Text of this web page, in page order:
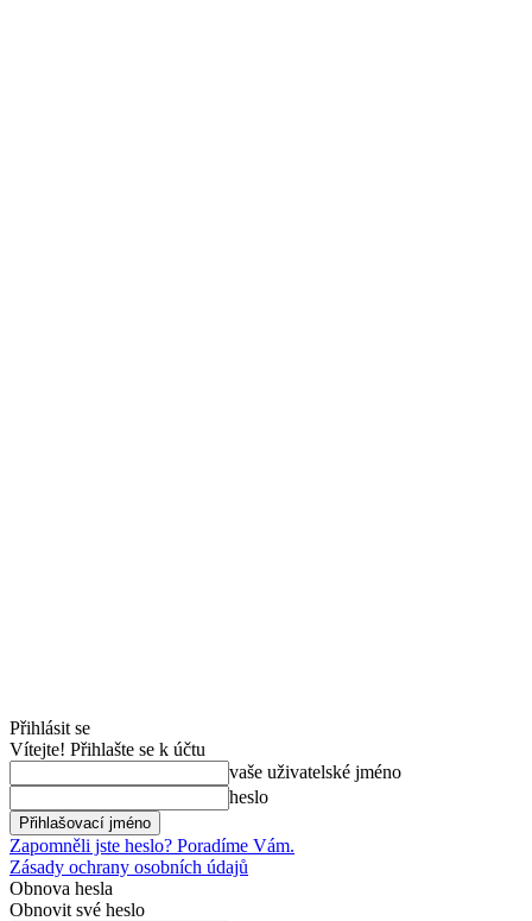
Přihlásit se
Vítejte! Přihlašte se k účtu
vaše uživatelské jméno
heslo
Zapomněli jste heslo? Poradíme Vám.
Zásady ochrany osobních údajů
Obnova hesla
Obnovit své heslo